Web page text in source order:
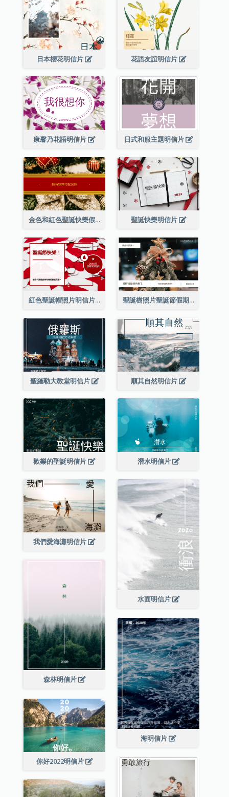
日本櫻花明信片 花語友誼明信片
康馨乃花語明信片 日式和服主題明信片
金色和紅色聖誕快樂假期明信片 聖誕快樂明信片
紅色聖誕帽照片明信片 聖誕樹照片聖誕節假期明信片
聖羅勒大教堂明信片 順其自然明信片
歡樂的聖誕明信片 潛水明信片
我們愛海灘明信片
水面明信片
森林明信片
海明信片
你好2022明信片